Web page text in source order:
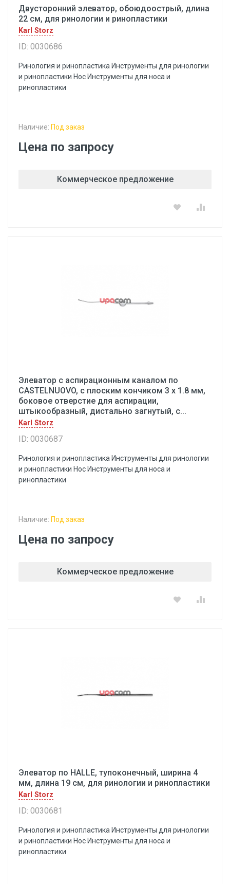
Двусторонний элеватор, обоюдоострый, длина
22 см, для ринологии и ринопластики
Karl Storz
ID: 0030686
Ринология и ринопластика Инструменты для ринологии
и ринопластики Hoc Инструменты для носа и
ринопластики
Наличие: Под заказ
Цена по запросу
Коммерческое предложение
Элеватор с аспирационным каналом по
CASTELNUOVO, с плоским кончиком 3 х 1.8 мм,
боковое отверстие для аспирации,
штыкообразный, дистально загнутый, с...
Karl Storz
ID: 0030687
Ринология и ринопластика Инструменты для ринологии
и ринопластики Hoc Инструменты для носа и
ринопластики
Наличие: Под заказ
Цена по запросу
Коммерческое предложение
Элеватор по HALLE, тупоконечный, ширина 4
мм, длина 19 см, для ринологии и ринопластики
Karl Storz
ID: 0030681
Ринология и ринопластика Инструменты для ринологии
и ринопластики Hoc Инструменты для носа и
ринопластики